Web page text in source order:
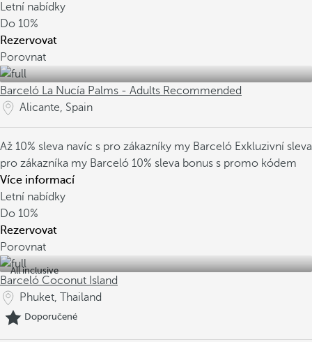
Letní nabídky
Do 10%
Rezervovat
Porovnat
Barceló La Nucía Palms - Adults Recommended
Alicante, Spain
Až 10% sleva navíc s pro zákazníky my Barceló Exkluzivní sleva
pro zákazníka my Barceló 10% sleva bonus s promo kódem
Více informací
Letní nabídky
Do 10%
Rezervovat
Porovnat
All inclusive
Barceló Coconut Island
Phuket, Thailand
Doporučené